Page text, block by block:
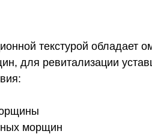
текстурой
для ревитализации
морщин